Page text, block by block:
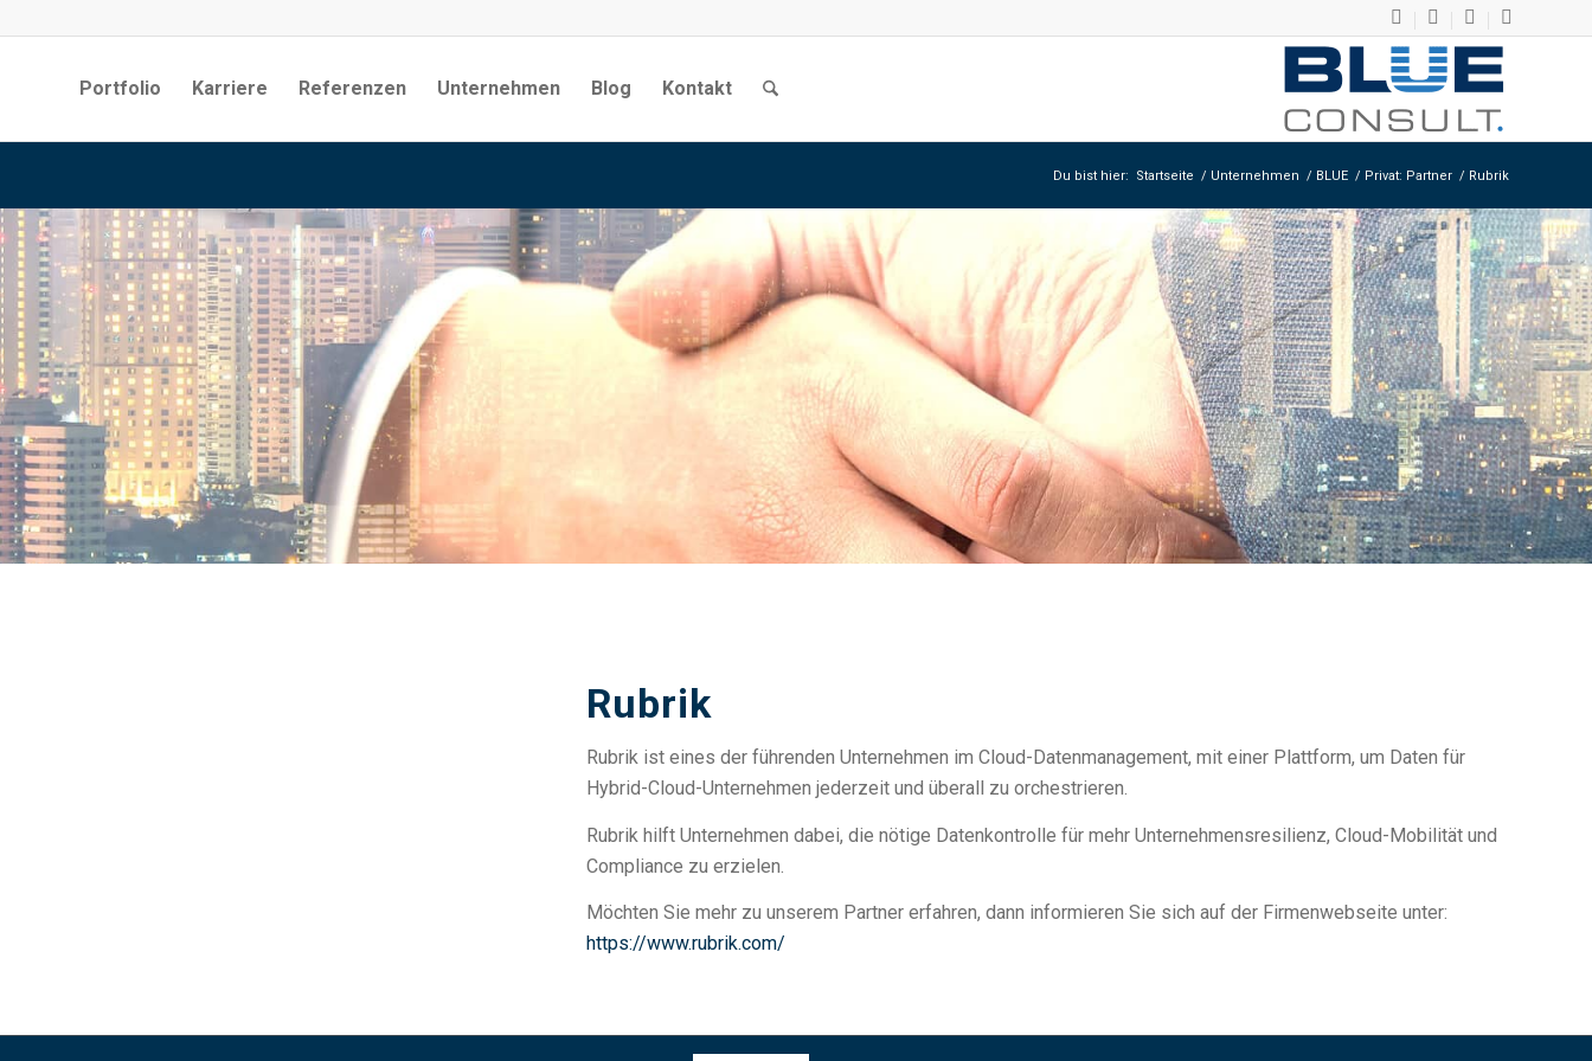
Portfolio Karriere Referenzen Unternehmen Blog Kontakt
Du bist hier: Startseite / Unternehmen / BLUE / Privat: Partner / Rubrik
Rubrik
Rubrik ist eines der führenden Unternehmen im Cloud-Datenmanagement, mit einer Plattform, um Daten für
Hybrid-Cloud-Unternehmen jederzeit und überall zu orchestrieren.
Rubrik hilft Unternehmen dabei, die nötige Datenkontrolle für mehr Unternehmensresilienz, Cloud-Mobilität und
Compliance zu erzielen.
Möchten Sie mehr zu unserem Partner erfahren, dann informieren Sie sich auf der Firmenwebseite unter:
https://www.rubrik.com/